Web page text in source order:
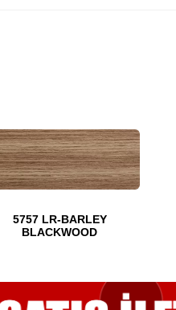
5757 LR-BARLEY
BLACKWOOD